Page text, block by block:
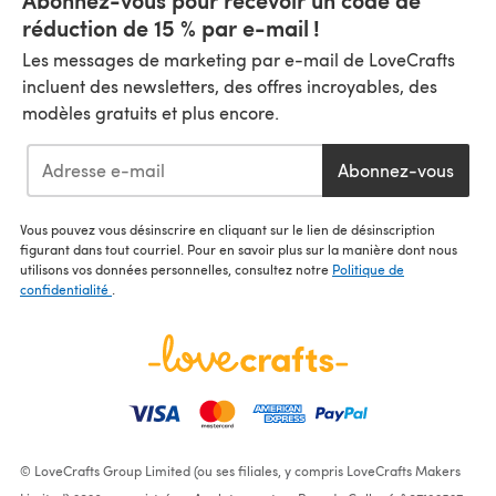
réduction de 15 % par e-mail !
Les messages de marketing par e-mail de LoveCrafts
incluent des newsletters, des offres incroyables, des
modèles gratuits et plus encore.
Abonnez-vous
Vous pouvez vous désinscrire en cliquant sur le lien de désinscription
figurant dans tout courriel. Pour en savoir plus sur la manière dont nous
utilisons vos données personnelles, consultez notre Politique de
confidentialité
© LoveCrafts Group Limited (ou ses filiales, y compris LoveCrafts Makers